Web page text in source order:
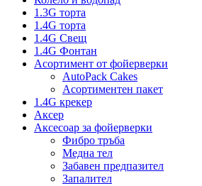
1.3G торта
1.4G торта
1.4G Свещ
1.4G Фонтан
Асортимент от фойерверки
AutoPack Cakes
Асортиментен пакет
1.4G крекер
Аксер
Аксесоар за фойерверки
Фибро тръба
Медна тел
Забавен предпазител
Запалител